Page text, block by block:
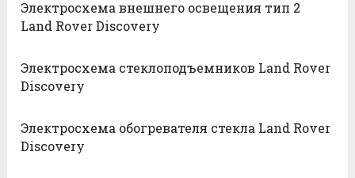
Электросхема внешнего освещения тип 2
Land Rover Discovery
Электросхема стеклоподъемников Land Rover
Discovery
Электросхема обогревателя стекла Land Rover
Discovery